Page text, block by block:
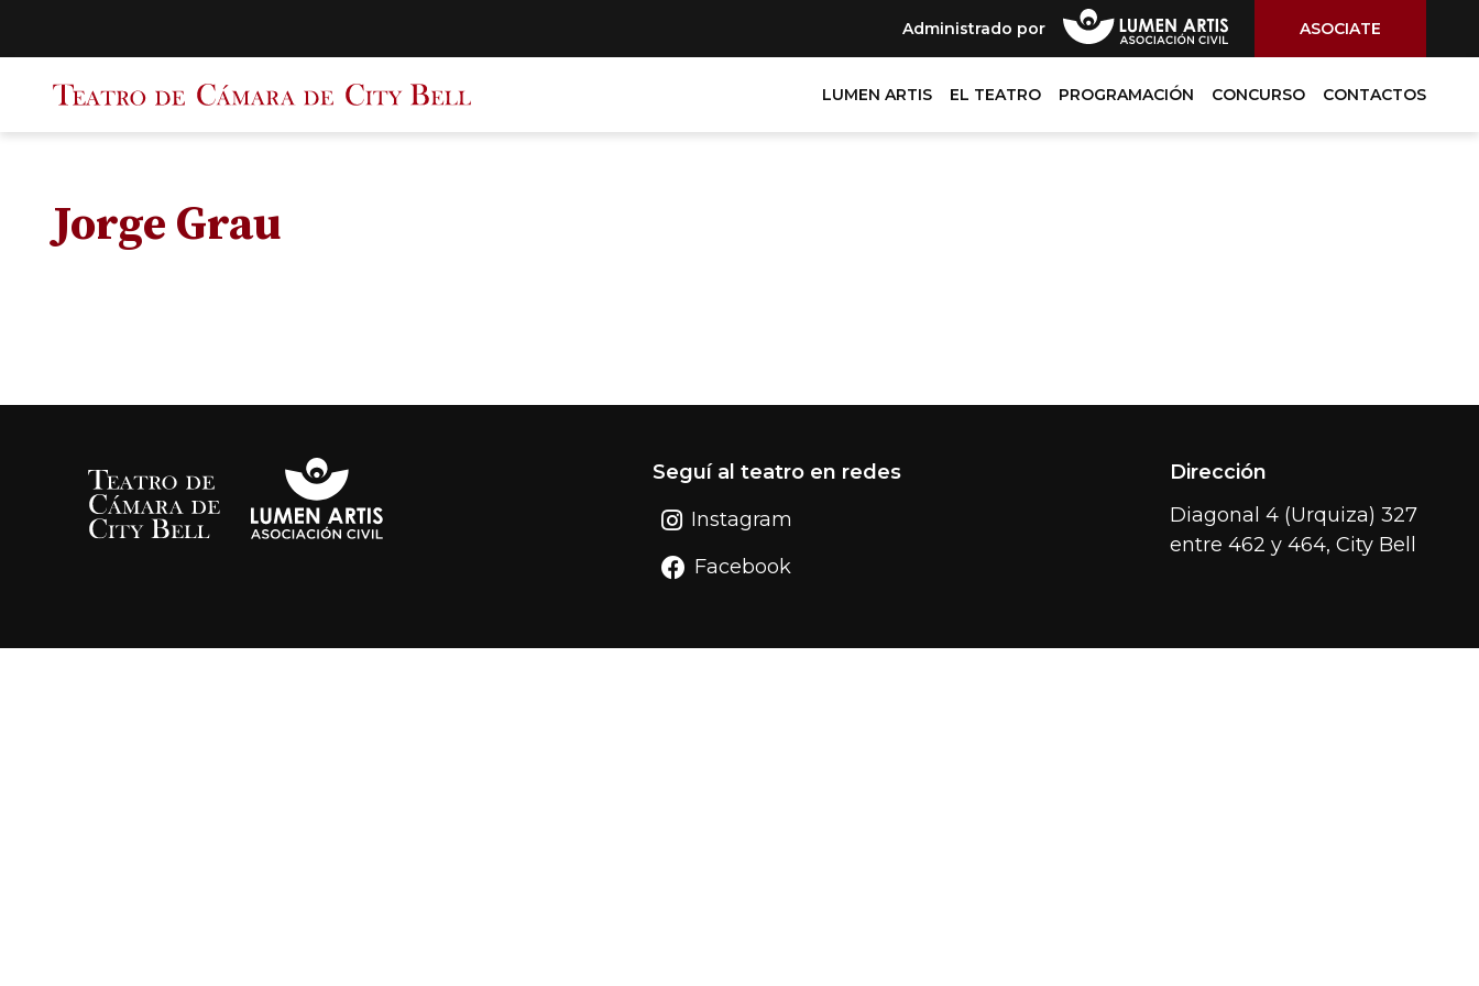
Administrado por ASOCIATE
contenido
LUMEN ARTIS EL TEATRO PROGRAMACIÓN CONCURSO CONTACTOS
Jorge Grau
Seguí al teatro en redes
Instagram
Facebook
Dirección
Diagonal 4 (Urquiza) 327
entre 462 y 464, City Bell